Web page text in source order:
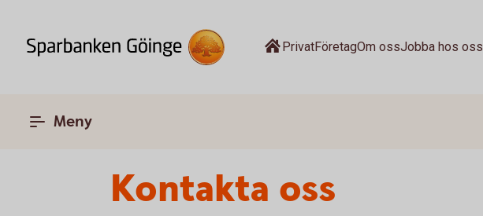
PrivatFöretagOm ossJobba hos oss
Meny
Kontakta oss